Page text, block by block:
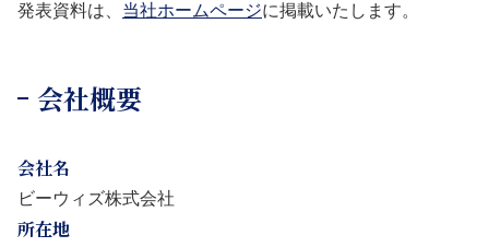
発表資料は、 当社ホームページに掲載いたします。
会社概要
会社名
ビーウィズ株式会社
所在地